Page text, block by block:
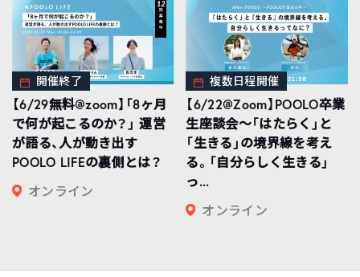
開催終了
【6/29無料@zoom】「8ヶ月
で何が起こるのか？」 運営
が語る、人が動き出す
POOLO LIFEの裏側とは？
オンライン
複数日程開催
【6/22@Zoom】POOLO卒業
生座談会〜「はたらく」と
「生きる」の境界線を考え
る。「自分らしく生きる」
っ...
オンライン